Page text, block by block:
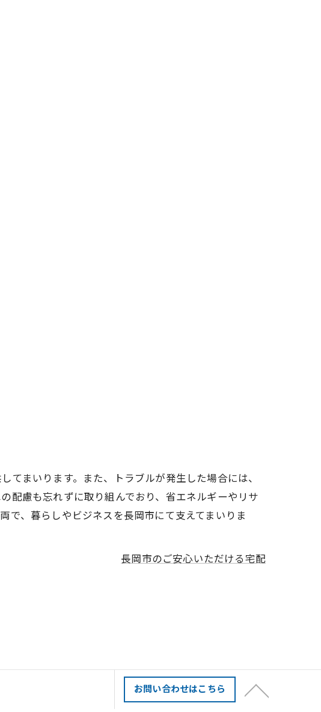
まいります。また、トラブルが発生した場合には、
配慮も忘れずに取り組んでおり、省エネルギーやリサ
で、暮らしやビジネスを長岡市にて支えてまいりま
長岡市のご安心いただける宅配
お問い合わせはこちら